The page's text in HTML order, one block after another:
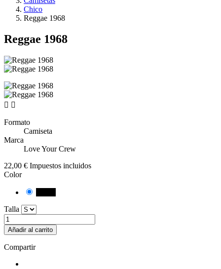
Chico
Reggae 1968
Reggae 1968
 
Formato
Camiseta
Marca
Love Your Crew
22,00 € Impuestos incluidos
Color
Talla
Añadir al carrito
Compartir